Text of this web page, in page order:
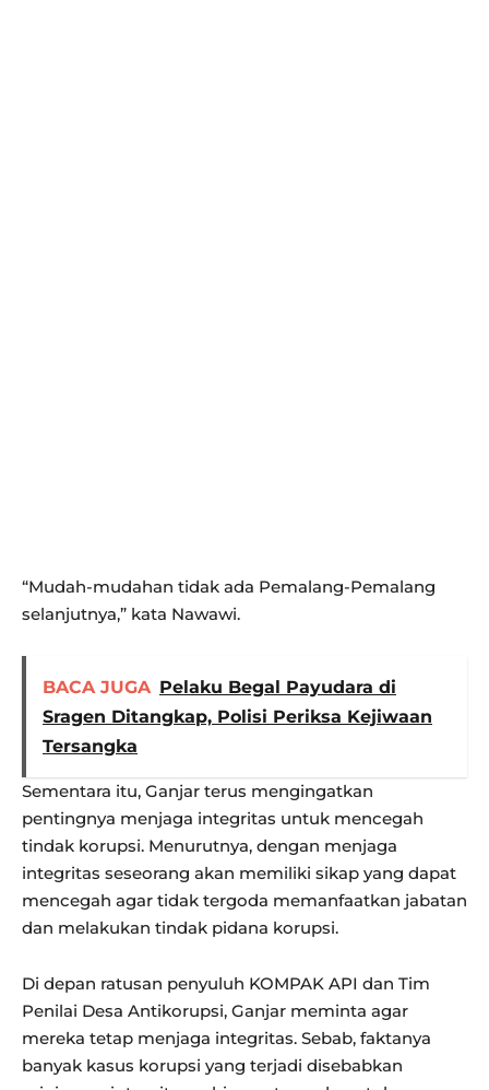
“Mudah-mudahan tidak ada Pemalang-Pemalang
selanjutnya,” kata Nawawi.
BACA JUGA Pelaku Begal Payudara di
Sragen Ditangkap, Polisi Periksa Kejiwaan
Tersangka
Sementara itu, Ganjar terus mengingatkan
pentingnya menjaga integritas untuk mencegah
tindak korupsi. Menurutnya, dengan menjaga
integritas seseorang akan memiliki sikap yang dapat
mencegah agar tidak tergoda memanfaatkan jabatan
dan melakukan tindak pidana korupsi.
Di depan ratusan penyuluh KOMPAK API dan Tim
Penilai Desa Antikorupsi, Ganjar meminta agar
mereka tetap menjaga integritas. Sebab, faktanya
banyak kasus korupsi yang terjadi disebabkan